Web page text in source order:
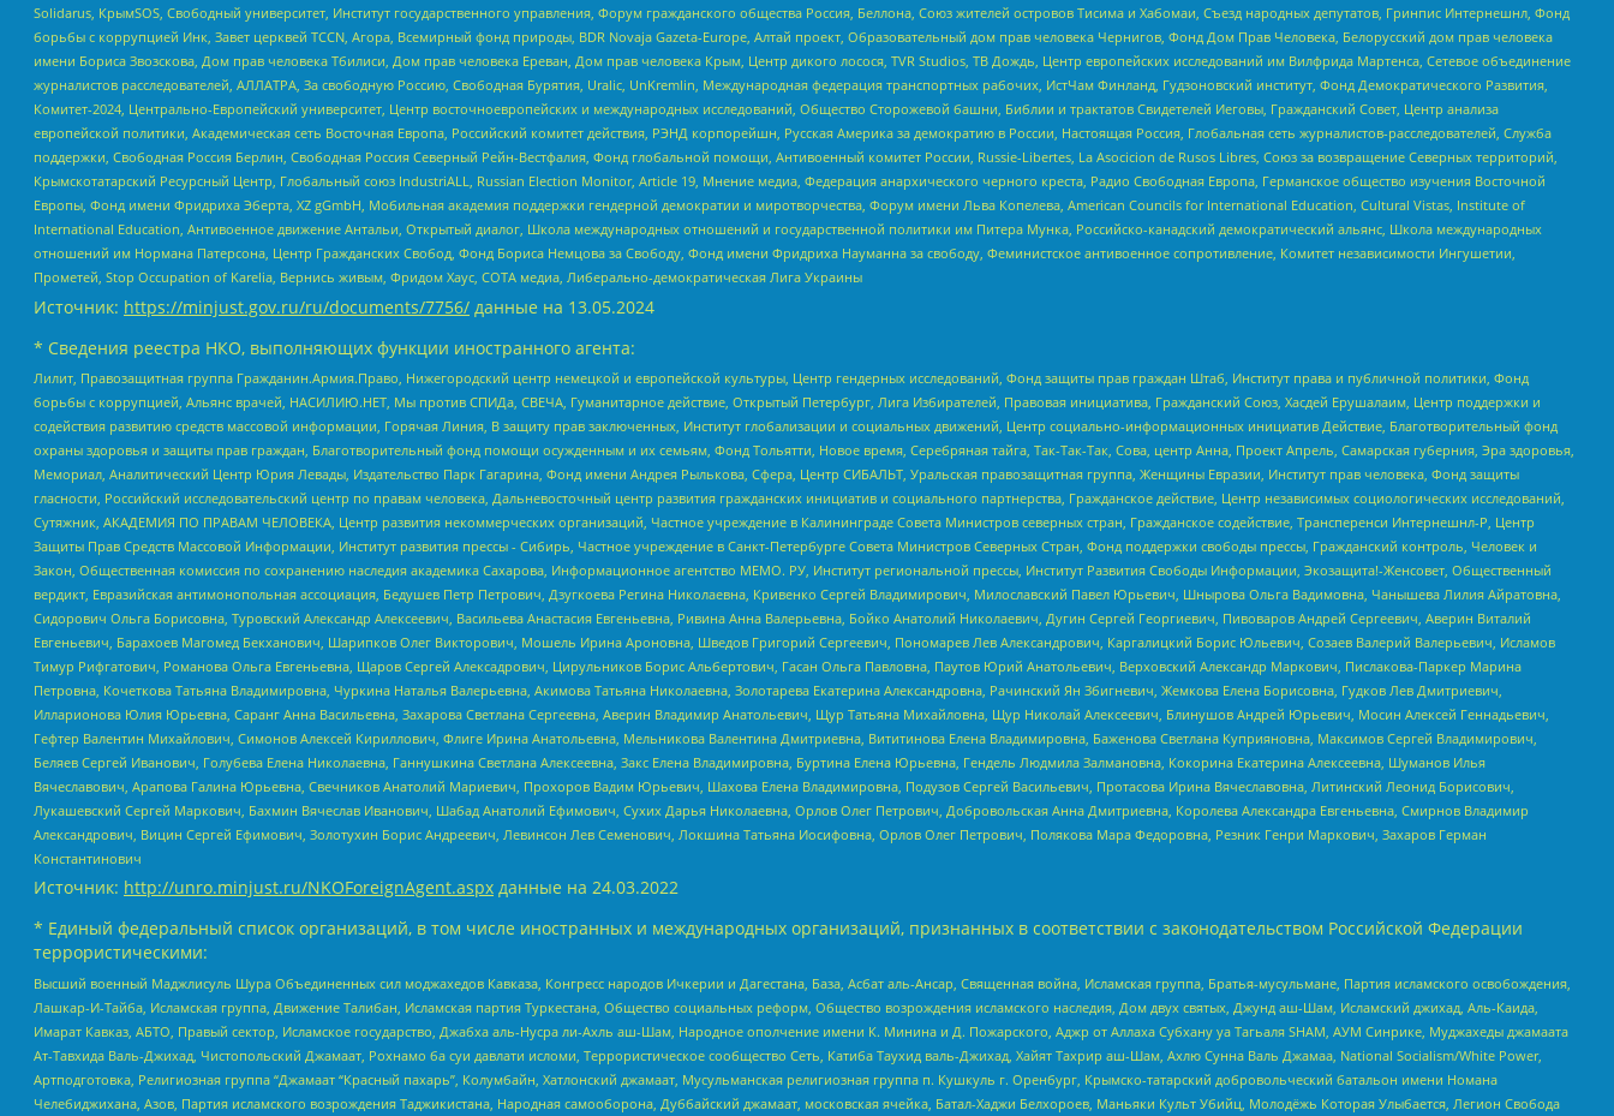
Solidarus, КрымSOS, Свободный университет, Институт государственного управления, Форум гражданского общества Россия, Беллона, Союз жителей островов Тисима и Хабомаи, Съезд народных депутатов, Гринпис Интернешнл, Фонд
борьбы с коррупцией Инк, Завет церквей TCCN, Агора, Всемирный фонд природы, BDR Novaja Gazeta-Europe, Алтай проект, Образовательный дом прав человека Чернигов, Фонд Дом Прав Человека, Белорусский дом прав человека
имени Бориса Звозскова, Дом прав человека Тбилиси, Дом прав человека Ереван, Дом прав человека Крым, Центр дикого лосося, TVR Studios, ТВ Дождь, Центр европейских исследований им Вилфрида Мартенса, Сетевое объединение
журналистов расследователей, АЛЛАТРА, За свободную Россию, Свободная Бурятия, Uralic, UnKremlin, Международная федерация транспортных рабочих, ИстЧам Финланд, Гудзоновский институт, Фонд Демократического Развития,
Комитет-2024, Центрально-Европейский университет, Центр восточноевропейских и международных исследований, Общество Сторожевой башни, Библии и трактатов Свидетелей Иеговы, Гражданский Совет, Центр анализа
европейской политики, Академическая сеть Восточная Европа, Российский комитет действия, РЭНД корпорейшн, Русская Америка за демократию в России, Настоящая Россия, Глобальная сеть журналистов-расследователей, Служба
поддержки, Свободная Россия Берлин, Свободная Россия Северный Рейн-Вестфалия, Фонд глобальной помощи, Антивоенный комитет России, Russie-Libertes, La Asocicion de Rusos Libres, Союз за возвращение Северных территорий,
Крымскотатарский Ресурсный Центр, Глобальный союз IndustriALL, Russian Election Monitor, Article 19, Мнение медиа, Федерация анархического черного креста, Радио Свободная Европа, Германское общество изучения Восточной
Европы, Фонд имени Фридриха Эберта, XZ gGmbH, Мобильная академия поддержки гендерной демократии и миротворчества, Форум имени Льва Копелева, American Councils for International Education, Cultural Vistas, Institute of
International Education, Антивоенное движение Антальи, Открытый диалог, Школа международных отношений и государственной политики им Питера Мунка, Российско-канадский демократический альянс, Школа международных
отношений им Нормана Патерсона, Центр Гражданских Свобод, Фонд Бориса Немцова за Свободу, Фонд имени Фридриха Науманна за свободу, Феминистское антивоенное сопротивление, Комитет независимости Ингушетии,
Прометей, Stop Occupation of Karelia, Вернись живым, Фридом Хаус, СОТА медиа, Либерально-демократическая Лига Украины
Источник: https://minjust.gov.ru/ru/documents/7756/ данные на 13.05.2024
* Сведения реестра НКО, выполняющих функции иностранного агента:
Лилит, Правозащитная группа Гражданин.Армия.Право, Нижегородский центр немецкой и европейской культуры, Центр гендерных исследований, Фонд защиты прав граждан Штаб, Институт права и публичной политики, Фонд
борьбы с коррупцией, Альянс врачей, НАСИЛИЮ.НЕТ, Мы против СПИДа, СВЕЧА, Гуманитарное действие, Открытый Петербург, Лига Избирателей, Правовая инициатива, Гражданский Союз, Хасдей Ерушалаим, Центр поддержки и
содействия развитию средств массовой информации, Горячая Линия, В защиту прав заключенных, Институт глобализации и социальных движений, Центр социально-информационных инициатив Действие, Благотворительный фонд
охраны здоровья и защиты прав граждан, Благотворительный фонд помощи осужденным и их семьям, Фонд Тольятти, Новое время, Серебряная тайга, Так-Так-Так, Сова, центр Анна, Проект Апрель, Самарская губерния, Эра здоровья,
Мемориал, Аналитический Центр Юрия Левады, Издательство Парк Гагарина, Фонд имени Андрея Рылькова, Сфера, Центр СИБАЛЬТ, Уральская правозащитная группа, Женщины Евразии, Институт прав человека, Фонд защиты
гласности, Российский исследовательский центр по правам человека, Дальневосточный центр развития гражданских инициатив и социального партнерства, Гражданское действие, Центр независимых социологических исследований,
Сутяжник, АКАДЕМИЯ ПО ПРАВАМ ЧЕЛОВЕКА, Центр развития некоммерческих организаций, Частное учреждение в Калининграде Совета Министров северных стран, Гражданское содействие, Трансперенси Интернешнл-Р, Центр
Защиты Прав Средств Массовой Информации, Институт развития прессы - Сибирь, Частное учреждение в Санкт-Петербурге Совета Министров Северных Стран, Фонд поддержки свободы прессы, Гражданский контроль, Человек и
Закон, Общественная комиссия по сохранению наследия академика Сахарова, Информационное агентство МЕМО. РУ, Институт региональной прессы, Институт Развития Свободы Информации, Экозащита!-Женсовет, Общественный
вердикт, Евразийская антимонопольная ассоциация, Бедушев Петр Петрович, Дзугкоева Регина Николаевна, Кривенко Сергей Владимирович, Милославский Павел Юрьевич, Шнырова Ольга Вадимовна, Чанышева Лилия Айратовна,
Сидорович Ольга Борисовна, Туровский Александр Алексеевич, Васильева Анастасия Евгеньевна, Ривина Анна Валерьевна, Бойко Анатолий Николаевич, Дугин Сергей Георгиевич, Пивоваров Андрей Сергеевич, Аверин Виталий
Евгеньевич, Барахоев Магомед Бекханович, Шарипков Олег Викторович, Мошель Ирина Ароновна, Шведов Григорий Сергеевич, Пономарев Лев Александрович, Каргалицкий Борис Юльевич, Созаев Валерий Валерьевич, Исламов
Тимур Рифгатович, Романова Ольга Евгеньевна, Щаров Сергей Алексадрович, Цирульников Борис Альбертович, Гасан Ольга Павловна, Паутов Юрий Анатольевич, Верховский Александр Маркович, Пислакова-Паркер Марина
Петровна, Кочеткова Татьяна Владимировна, Чуркина Наталья Валерьевна, Акимова Татьяна Николаевна, Золотарева Екатерина Александровна, Рачинский Ян Збигневич, Жемкова Елена Борисовна, Гудков Лев Дмитриевич,
Илларионова Юлия Юрьевна, Саранг Анна Васильевна, Захарова Светлана Сергеевна, Аверин Владимир Анатольевич, Щур Татьяна Михайловна, Щур Николай Алексеевич, Блинушов Андрей Юрьевич, Мосин Алексей Геннадьевич,
Гефтер Валентин Михайлович, Симонов Алексей Кириллович, Флиге Ирина Анатольевна, Мельникова Валентина Дмитриевна, Вититинова Елена Владимировна, Баженова Светлана Куприяновна, Максимов Сергей Владимирович,
Беляев Сергей Иванович, Голубева Елена Николаевна, Ганнушкина Светлана Алексеевна, Закс Елена Владимировна, Буртина Елена Юрьевна, Гендель Людмила Залмановна, Кокорина Екатерина Алексеевна, Шуманов Илья
Вячеславович, Арапова Галина Юрьевна, Свечников Анатолий Мариевич, Прохоров Вадим Юрьевич, Шахова Елена Владимировна, Подузов Сергей Васильевич, Протасова Ирина Вячеславовна, Литинский Леонид Борисович,
Лукашевский Сергей Маркович, Бахмин Вячеслав Иванович, Шабад Анатолий Ефимович, Сухих Дарья Николаевна, Орлов Олег Петрович, Добровольская Анна Дмитриевна, Королева Александра Евгеньевна, Смирнов Владимир
Александрович, Вицин Сергей Ефимович, Золотухин Борис Андреевич, Левинсон Лев Семенович, Локшина Татьяна Иосифовна, Орлов Олег Петрович, Полякова Мара Федоровна, Резник Генри Маркович, Захаров Герман
Константинович
Источник: http://unro.minjust.ru/NKOForeignAgent.aspx данные на 24.03.2022
* Единый федеральный список организаций, в том числе иностранных и международных организаций, признанных в соответствии с законодательством Российской Федерации
террористическими:
Высший военный Маджлисуль Шура Объединенных сил моджахедов Кавказа, Конгресс народов Ичкерии и Дагестана, База, Асбат аль-Ансар, Священная война, Исламская группа, Братья-мусульмане, Партия исламского освобождения,
Лашкар-И-Тайба, Исламская группа, Движение Талибан, Исламская партия Туркестана, Общество социальных реформ, Общество возрождения исламского наследия, Дом двух святых, Джунд аш-Шам, Исламский джихад, Аль-Каида,
Имарат Кавказ, АБТО, Правый сектор, Исламское государство, Джабха аль-Нусра ли-Ахль аш-Шам, Народное ополчение имени К. Минина и Д. Пожарского, Аджр от Аллаха Субхану уа Тагьаля SHAM, АУМ Синрике, Муджахеды джамаата
Ат-Тавхида Валь-Джихад, Чистопольский Джамаат, Рохнамо ба суи давлати исломи, Террористическое сообщество Сеть, Катиба Таухид валь-Джихад, Хайят Тахрир аш-Шам, Ахлю Сунна Валь Джамаа, National Socialism/White Power,
Артподготовка, Религиозная группа “Джамаат “Красный пахарь”, Колумбайн, Хатлонский джамаат, Мусульманская религиозная группа п. Кушкуль г. Оренбург, Крымско-татарский добровольческий батальон имени Номана
Челебиджихана, Азов, Партия исламского возрождения Таджикистана, Народная самооборона, Дуббайский джамаат, московская ячейка, Батал-Хаджи Белхороев, Маньяки Культ Убийц, Молодёжь Которая Улыбается, Легион Свобода